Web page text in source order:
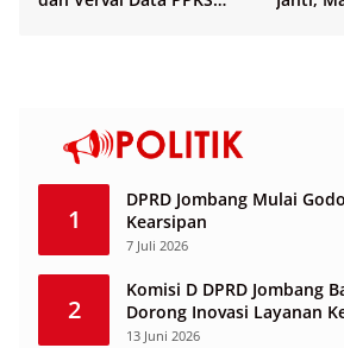
1
DPRD Jombang Mulai
Kearsipan
7 Juli 2026
2
Komisi D DPRD Jombang
Dorong Inovasi Layanan
Berbasis Desa
13 Juni 2026